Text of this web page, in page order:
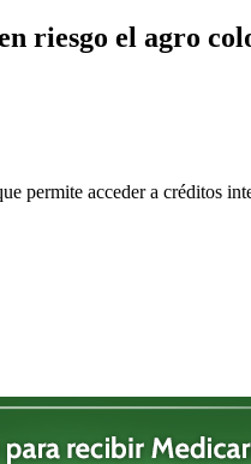
riesgo el agro
permite acceder a créditos